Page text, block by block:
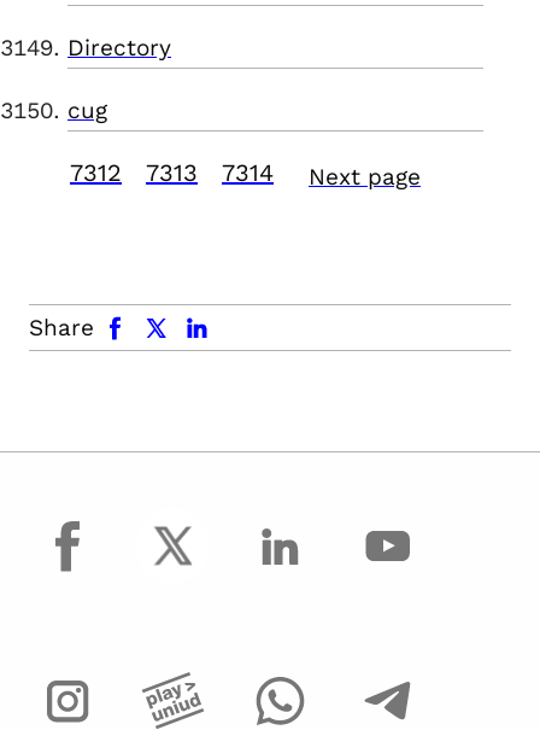
Directory
cug
7312 7313 7314 Next page
Share
facebook x.com linkedin
facebook